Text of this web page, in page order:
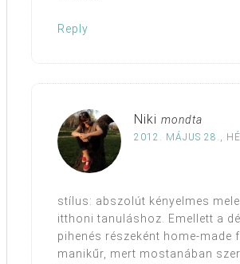
Reply
Niki mondta
2012. MÁJUS 28.,
stílus: abszolút kényelmes
itthoni tanuláshoz. Emellett a
pihenés részeként home-made
manikűr, mert mostanában